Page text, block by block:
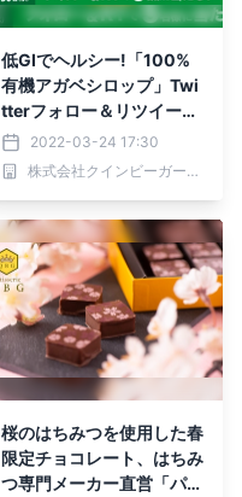
低GIでヘルシー!「100%
有機アガベシロップ」Twi
tterフォロー＆リツイート
で5名様にプレゼント【3/
30(水)まで】
2022-03-24 17:30
株式会社クインビーガーデン
桜のはちみつを使用した春
限定チョコレート、はちみ
つ専門メーカー直営「パテ